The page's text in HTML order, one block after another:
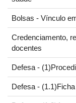
Bolsas - Vínculo
Credenciamento,
docentes
Defesa -
Defesa -